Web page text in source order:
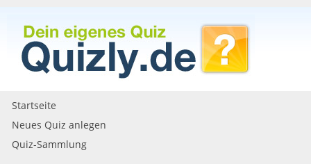
Startseite
Neues Quiz anlegen
Quiz-Sammlung